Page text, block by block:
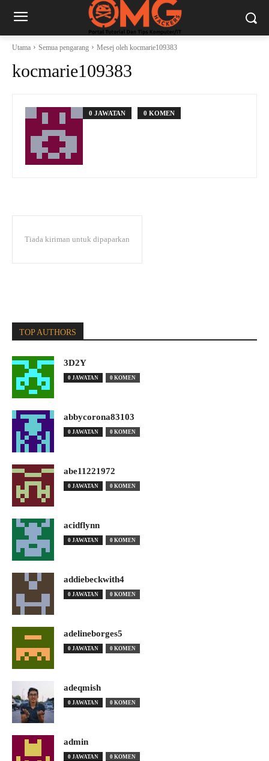
Utama Semua pengarang Mesej oleh kocmarie109383
kocmarie109383
0 JAWATAN 0 KOMEN
Tiada kiriman untuk dipaparkan
TOP AUTHORS
3D2Y
0 JAWATAN 0 KOMEN
abbycorona83103
0 JAWATAN 0 KOMEN
abe11221972
0 JAWATAN 0 KOMEN
acidflynn
0 JAWATAN 0 KOMEN
addiebeckwith4
0 JAWATAN 0 KOMEN
adelineborges5
0 JAWATAN 0 KOMEN
adeqmish
0 JAWATAN 0 KOMEN
admin
0 JAWATAN 0 KOMEN